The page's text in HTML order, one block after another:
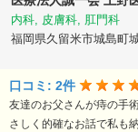
内科, 皮膚科, 肛門科
福岡県久留米市城島町
口コミ: 2件
友達のお父さんが痔の手
さしく的確なお話で私も